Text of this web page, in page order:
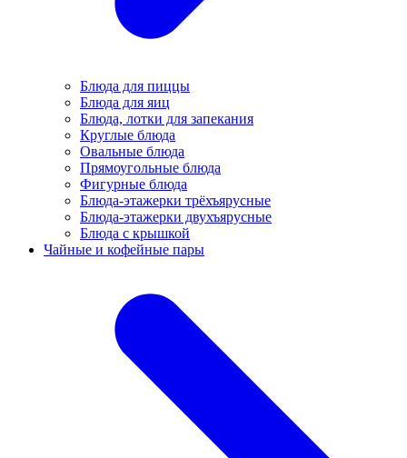
Блюда для пиццы
Блюда для яиц
Блюда, лотки для запекания
Круглые блюда
Овальные блюда
Прямоугольные блюда
Фигурные блюда
Блюда-этажерки трёхъярусные
Блюда-этажерки двухъярусные
Блюда с крышкой
Чайные и кофейные пары